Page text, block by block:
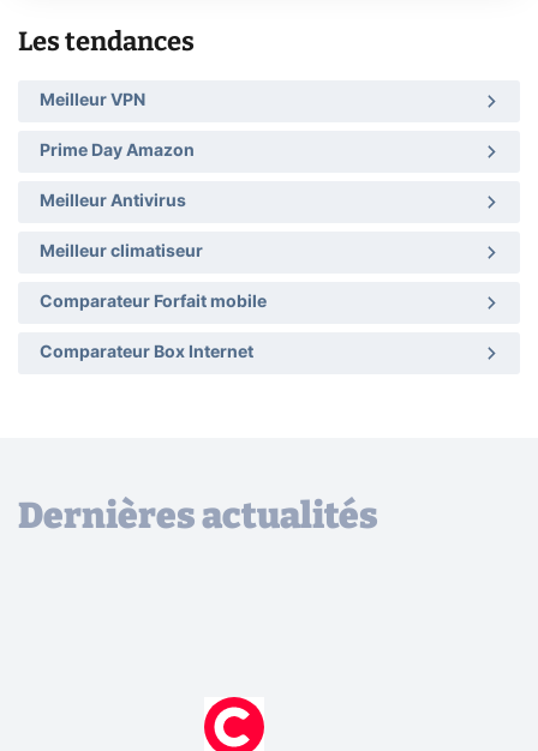
Les tendances
Meilleur VPN
Prime Day Amazon
Meilleur Antivirus
Meilleur climatiseur
Comparateur Forfait mobile
Comparateur Box Internet
Dernières actualités